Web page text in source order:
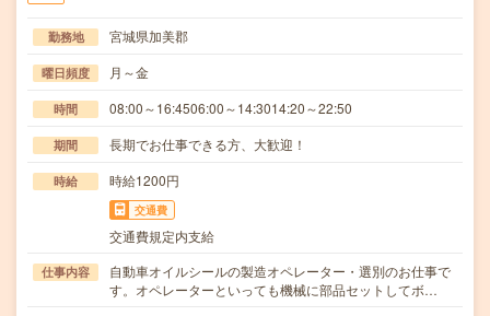
勤務地 宮城県加美郡
曜日頻度 月～金
時間 08:00～16:4506:00～14:3014:20～22:50
期間 長期でお仕事できる方、大歓迎！
時給 時給1200円
交通費
交通費規定内支給
仕事内容
自動車オイルシールの製造オペレーター・選別のお仕事で
す。オペレーターといっても機械に部品セットしてボ…